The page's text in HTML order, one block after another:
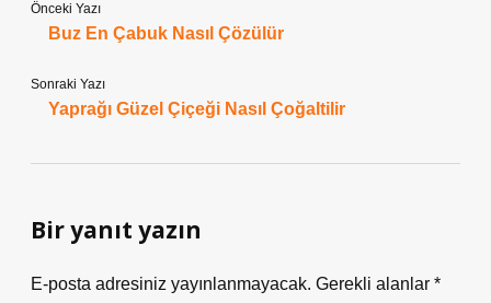
Önceki Yazı
Buz En Çabuk Nasıl Çözülür
Sonraki Yazı
Yaprağı Güzel Çiçeği Nasıl Çoğaltilir
Bir yanıt yazın
E-posta adresiniz yayınlanmayacak. Gerekli alanlar *